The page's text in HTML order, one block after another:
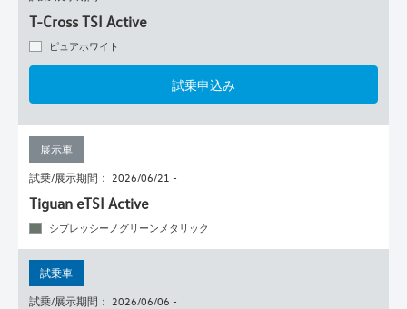
T-Cross TSI Active
ピュアホワイト
試乗申込み
展示車
試乗/展示期間： 2026/06/21 -
Tiguan eTSI Active
シプレッシーノグリーンメタリック
試乗車
試乗/展示期間： 2026/06/06 -